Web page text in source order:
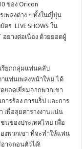
ของ Oricon
เพลงต่าง ๆ ทั้งในญี่ปุ่น
ร LIVE SHOWS ใน
ย่างต่อเนื่อง ด้วยยอดผู้
รียกกลุ่มแฟนคลับ
ดาแฟนเพลงหน้าใหม่ ได้
ยอดเยี่ยมจากพวกเขา
ารร้อง การแร็ป และการ
เพื่อลุยตารางงานแน่น
นของประเทศไทย เพื่อ
งพวกเขา ที่จะทำให้แฟน
าจถอนตัวได้!